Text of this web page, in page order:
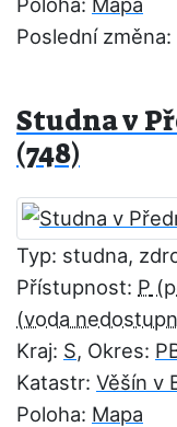
Poslední změna:
Studna v
(748)
Typ: studna,
Přístupnost: P
Kraj: S, Okres:
Katastr: Věšín v
Poloha: Mapa